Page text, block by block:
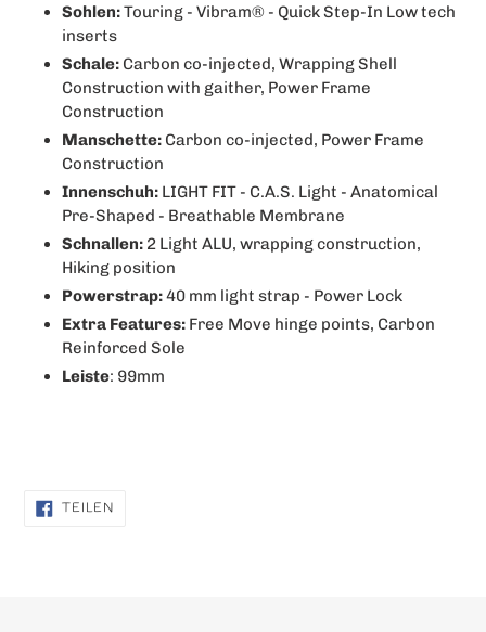
Sohlen:Touring - Vibram® - Quick Step-In Low tech
inserts
Schale: Carbon co-injected, Wrapping Shell
Construction with gaither, Power Frame
Construction
Manschette: Carbon co-injected, Power Frame
Construction
Innenschuh: LIGHT FIT - C.A.S. Light - Anatomical
Pre-Shaped - Breathable Membrane
Schnallen: 2 Light ALU, wrapping construction,
Hiking position
Powerstrap:40 mm light strap - Power Lock
Extra Features: Free Move hinge points, Carbon
Reinforced Sole
Leiste: 99mm
TEILENAUF